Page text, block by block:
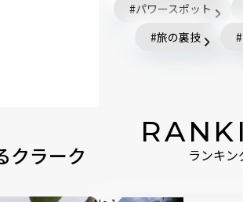
クラーク
パワースポット
旅の裏技
ランキン